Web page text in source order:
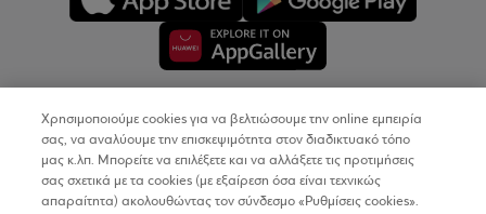
Copyright © 2026
Όροι Χρήσης
Χρησιμοποιούμε cookies για να βελτιώσουμε την online εμπειρία
σας, να αναλύουμε την επισκεψιμότητα στον διαδικτυακό τόπο
μας κ.λπ. Μπορείτε να επιλέξετε και να αλλάξετε τις προτιμήσεις
σας σχετικά με τα cookies (με εξαίρεση όσα είναι τεχνικώς
απαραίτητα) ακολουθώντας τον σύνδεσμο «Ρυθμίσεις cookies».